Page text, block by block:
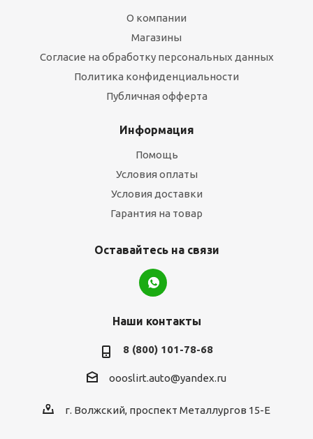
О компании
Магазины
Согласие на обработку персональных данных
Политика конфиденциальности
Публичная офферта
Информация
Помощь
Условия оплаты
Условия доставки
Гарантия на товар
Оставайтесь на связи
Наши контакты
8 (800) 101-78-68
oooslirt.auto@yandex.ru
г. Волжский, проспект Металлургов 15-Е